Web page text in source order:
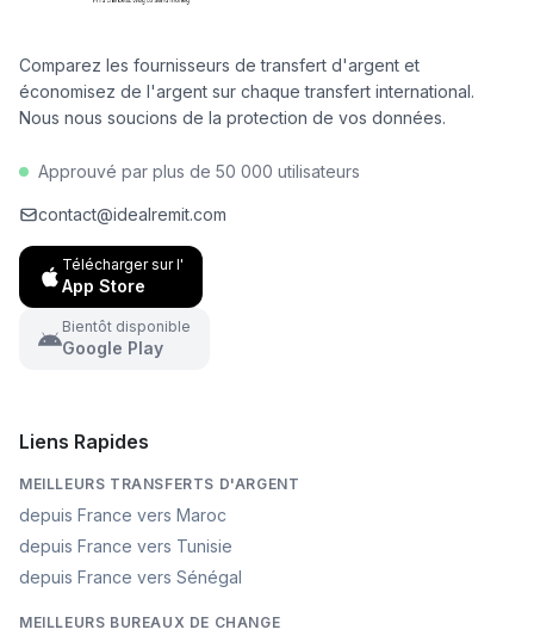
Comparez les fournisseurs de transfert d'argent et
économisez de l'argent sur chaque transfert international.
Nous nous soucions de la protection de vos données.
Approuvé par plus de 50 000 utilisateurs
contact@idealremit.com
Télécharger sur l'
App Store
Bientôt disponible
Google Play
Liens Rapides
MEILLEURS TRANSFERTS D'ARGENT
depuis France vers Maroc
depuis France vers Tunisie
depuis France vers Sénégal
MEILLEURS BUREAUX DE CHANGE